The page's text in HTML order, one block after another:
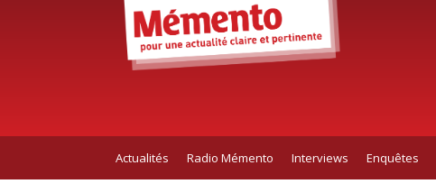
Actualités Radio Mémento Interviews Enquêtes